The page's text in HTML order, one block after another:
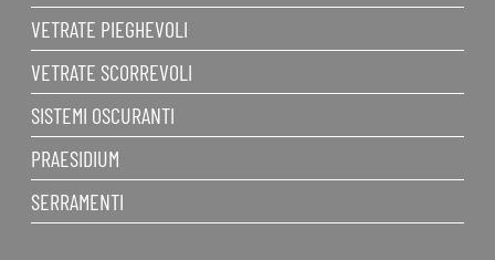
VETRATE PIEGHEVOLI
VETRATE SCORREVOLI
SISTEMI OSCURANTI
PRAESIDIUM
SERRAMENTI